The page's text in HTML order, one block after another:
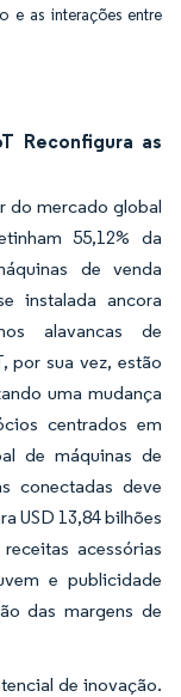
e as interações entre
Reconfigura as
do mercado global
55,12% da
de venda
instalada ancora
alavancas de
por sua vez, estão
uma mudança
centrados em
de máquinas de
conectadas deve
USD 13,84 bilhões
acessórias
e publicidade
das margens de
de inovação.